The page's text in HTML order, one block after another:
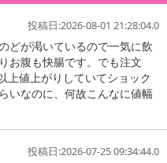
投稿日:2026-08-01 21:28:04.0
どが渇いているので一気に飲
お腹も快腸です。でも注文
上値上がりしていてショック
いなのに、何故こんなに値幅
投稿日:2026-07-25 09:34:44.0